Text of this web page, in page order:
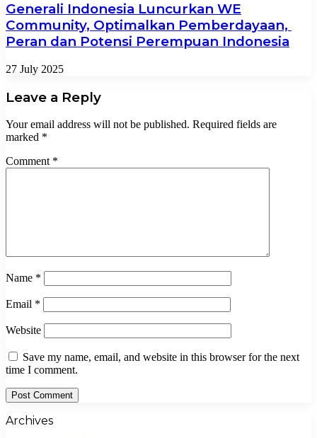
Generali Indonesia Luncurkan WE
Community, Optimalkan Pemberdayaan,
Peran dan Potensi Perempuan Indonesia
27 July 2025
Leave a Reply
Your email address will not be published. Required fields are
marked *
Comment *
Name *
Email *
Website
Save my name, email, and website in this browser for the next
time I comment.
Archives